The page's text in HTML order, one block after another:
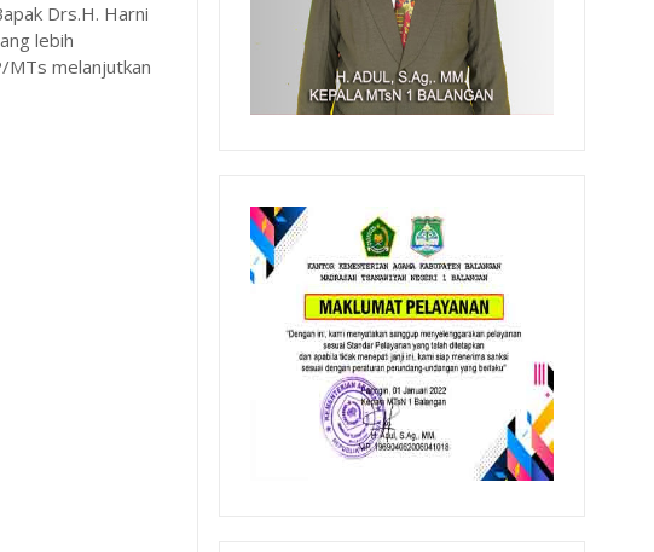
Drs.H. Harni
lebih
MTs melanjutkan